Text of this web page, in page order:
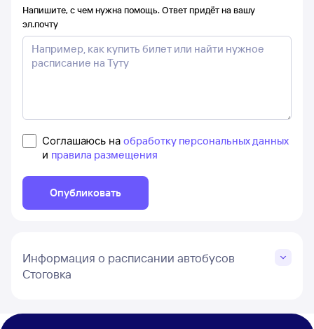
Напишите, с чем нужна помощь. Ответ придёт на вашу
эл.почту
Соглашаюсь на обработку персональных данных
и правила размещения
Опубликовать
Информация о расписании автобусов
Стоговка